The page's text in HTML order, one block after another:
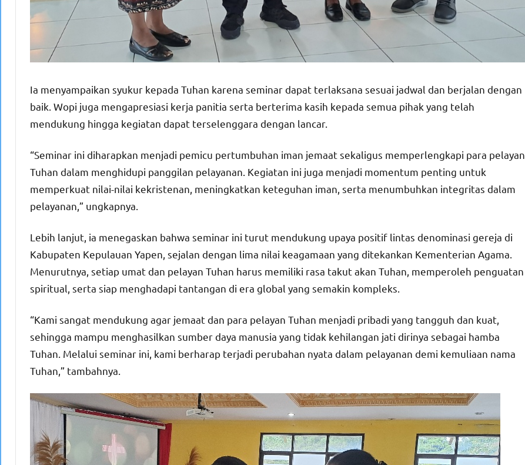
Ia menyampaikan syukur kepada Tuhan karena seminar dapat terlaksana sesuai jadwal dan berjalan dengan
baik. Wopi juga mengapresiasi kerja panitia serta berterima kasih kepada semua pihak yang telah
mendukung hingga kegiatan dapat terselenggara dengan lancar.
“Seminar ini diharapkan menjadi pemicu pertumbuhan iman jemaat sekaligus memperlengkapi para pelayan
Tuhan dalam menghidupi panggilan pelayanan. Kegiatan ini juga menjadi momentum penting untuk
memperkuat nilai-nilai kekristenan, meningkatkan keteguhan iman, serta menumbuhkan integritas dalam
pelayanan,” ungkapnya.
Lebih lanjut, ia menegaskan bahwa seminar ini turut mendukung upaya positif lintas denominasi gereja di
Kabupaten Kepulauan Yapen, sejalan dengan lima nilai keagamaan yang ditekankan Kementerian Agama.
Menurutnya, setiap umat dan pelayan Tuhan harus memiliki rasa takut akan Tuhan, memperoleh penguatan
spiritual, serta siap menghadapi tantangan di era global yang semakin kompleks.
“Kami sangat mendukung agar jemaat dan para pelayan Tuhan menjadi pribadi yang tangguh dan kuat,
sehingga mampu menghasilkan sumber daya manusia yang tidak kehilangan jati dirinya sebagai hamba
Tuhan. Melalui seminar ini, kami berharap terjadi perubahan nyata dalam pelayanan demi kemuliaan nama
Tuhan,” tambahnya.